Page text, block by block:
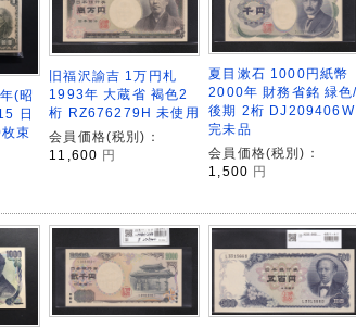
(昭
日
束
旧福沢諭吉 1万円札
1993年 大蔵省 褐色2
桁 RZ676279H 未使用
会員価格(税別)：
11,600 円
夏目漱石 1000円紙幣
2000年 財務省銘 緑色/
後期 2桁 DJ209406W
完未品
会員価格(税別)：
1,500 円